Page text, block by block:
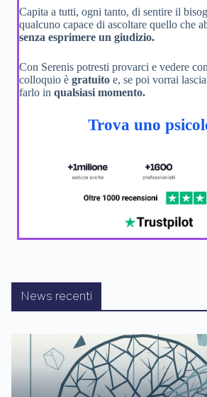
Capita a tutti, ogni tanto, di sentire il
qualcuno capace di ascoltare quello che
senza esprimere un giudizio.
Con Serenis potresti provarci e vedere
colloquio è gratuito e, se poi vorrai
farlo in qualsiasi momento.
Trova uno
News recenti